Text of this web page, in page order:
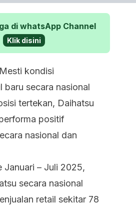
di whatsApp Channel
Klik disini
Mesti kondisi
baru secara nasional
tertekan, Daihatsu
positif
nasional dan
Januari – Juli 2025,
secara nasional
retail sekitar 78